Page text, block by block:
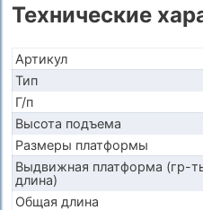
Технические
Артикул
Тип
Г/п
Высота подъема
Размеры платформы
Выдвижная платформа (гр-
длина)
Общая длина